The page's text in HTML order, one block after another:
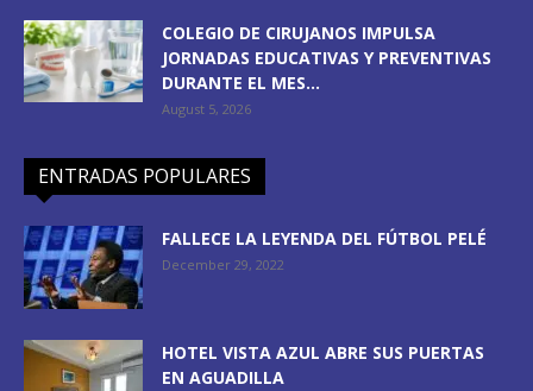
COLEGIO DE CIRUJANOS IMPULSA
JORNADAS EDUCATIVAS Y PREVENTIVAS
DURANTE EL MES...
August 5, 2026
ENTRADAS POPULARES
FALLECE LA LEYENDA DEL FÚTBOL PELÉ
December 29, 2022
HOTEL VISTA AZUL ABRE SUS PUERTAS
EN AGUADILLA